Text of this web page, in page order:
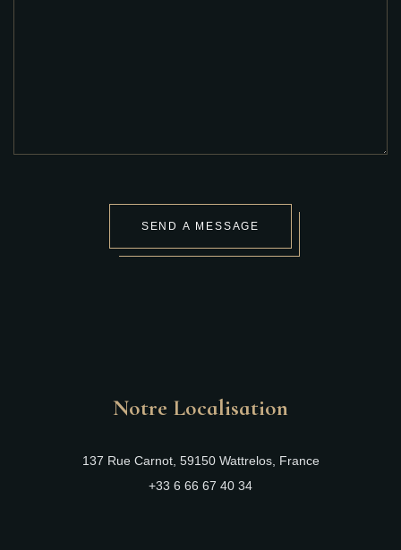
SEND A MESSAGE
Notre Localisation
137 Rue Carnot, 59150 Wattrelos, France
+33 6 66 67 40 34